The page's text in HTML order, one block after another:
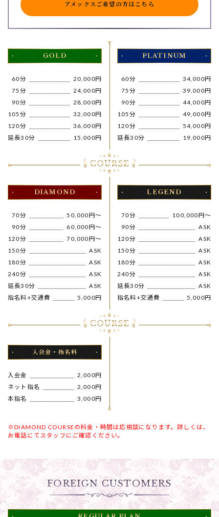
アメックスご希望の方はこちら
GOLD
60分
20,000円
175分
24,000円
90分
28,000円
105分
32,000円
120分
36,000円
延長30分
15,000円
PLATINUM
60分
34,000円
175分
39,000円
90分
44,000円
105分
49,000円
120分
54,000円
延長30分
19,000円
DIAMOND
170分
50,000円～
90分
60,000円～
120分
70,000円～
150分
ASK
180分
ASK
240分
ASK
延長30分
ASK
指名料+交通費
5,000円
LEGEND
170分
100,000円～
90分
ASK
120分
ASK
150分
ASK
180分
ASK
240分
ASK
延長30分
ASK
指名料+交通費
5,000円
入会金・指名料
入会金
2,000円
ネット指名
2,000円
本指名
3,000円
※DIAMOND COURSEの料金・時間は応相談になります。詳しくは、
お電話にてスタッフにご確認ください。
FOREIGN CUSTOMERS